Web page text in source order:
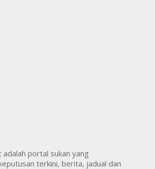
adalah portal sukan yang
terkini, berita, jadual dan